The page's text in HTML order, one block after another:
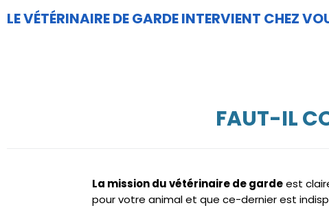
LE VÉTÉRINAIRE DE GARDE INTERVIENT CHEZ
FAUT-IL
La mission du vétérinaire de gardeest
pour votre animal et que ce-dernier est